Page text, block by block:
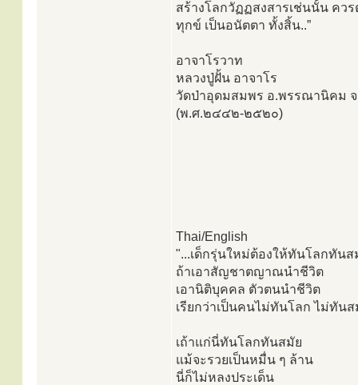
สร้างโลกวัฏฏสงสารเช่นนั้น คว
ทุกข์ เป็นอนัตตา ทั้งสิ้น..”
อาจาโรวาท
หลวงปู่ฝั้น อาจาโร
วัดป่าอุดมสมพร อ.พรรณานิคม
(พ.ศ.๒๔๔๒-๒๕๒๐)
Thai/English
"...เด็กรุ่นใหม่ต้องให้ทันโลกทันส
ถ้าเอาสัญชาตญาณนำชีวิต
เอานิติบุคคล ตัวตนนำชีวิต
เรียกว่าเป็นคนไม่ทันโลก ไม่ทันส
เถ้าแก่นี่ทันโลกทันสมัย
แม้จะรวยเป็นหมื่น ๆ ล้าน
นี่ก็ไม่หลงประเด็น